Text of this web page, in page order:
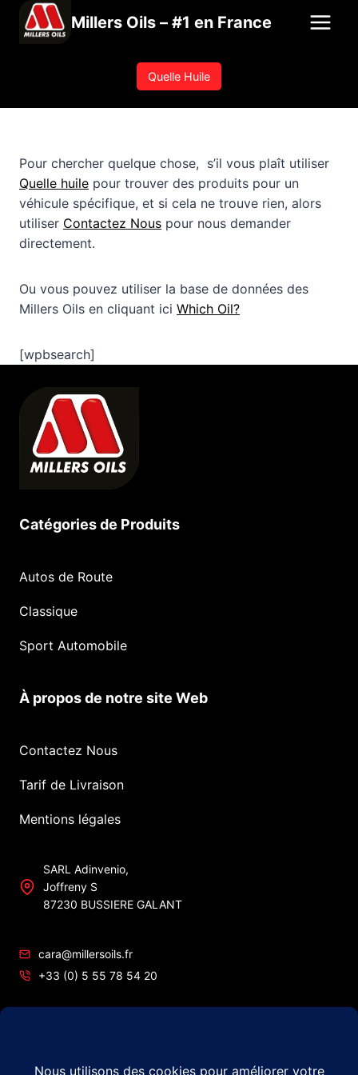
Millers Oils – #1 en France
Quelle Huile
Pour chercher quelque chose, s’il vous plaît utiliser
Quelle huile pour trouver des produits pour un
véhicule spécifique, et si cela ne trouve rien, alors
utiliser Contactez Nous pour nous demander
directement.
Ou vous pouvez utiliser la base de données des
Millers Oils en cliquant ici Which Oil?
[wpbsearch]
Catégories de Produits
Autos de Route
Classique
Sport Automobile
À propos de notre site Web
Contactez Nous
Tarif de Livraison
Mentions légales
SARL Adinvenio,
Joffreny S
87230 BUSSIERE GALANT
cara@millersoils.fr
+33 (0) 5 55 78 54 20